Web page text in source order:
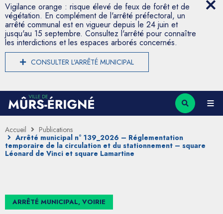
Vigilance orange : risque élevé de feux de forêt et de
végétation. En complément de l'arrêté préfectoral, un
arrêté communal est en vigueur depuis le 24 juin et
jusqu'au 15 septembre. Consultez l'arrêté pour connaître
les interdictions et les espaces arborés concernés.
CONSULTER L'ARRÊTÉ MUNICIPAL
Accueil
Publications
Arrêté municipal n° 139_2026 – Réglementation
temporaire de la circulation et du stationnement – square
Léonard de Vinci et square Lamartine
ARRÊTÉ MUNICIPAL, VOIRIE